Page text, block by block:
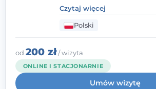
Dodatkowo mam
specjalizując się w
cywilnych oraz karnych.
Czytaj więcej
Polski
od 200 zł/ wizyta
ONLINE I STACJONARNIE
Umów wizytę